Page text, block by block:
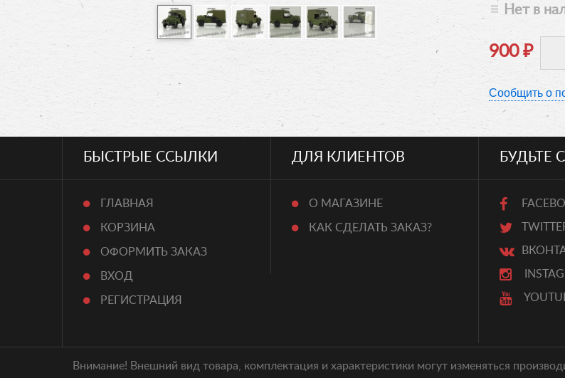
Нет в
900 ₽
Сообщить о
БЫСТРЫЕ ССЫЛКИ
ГЛАВНАЯ
КОРЗИНА
ОФОРМИТЬ ЗАКАЗ
ВХОД
РЕГИСТРАЦИЯ
ДЛЯ КЛИЕНТОВ
О МАГАЗИНЕ
КАК СДЕЛАТЬ ЗАКАЗ?
БУДЬТЕ
Внимание! Внешний вид товара, комплектация и характеристики могут изменяться